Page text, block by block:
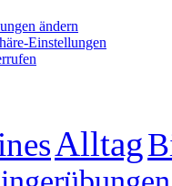
ändern
Einstellungen
Alltag